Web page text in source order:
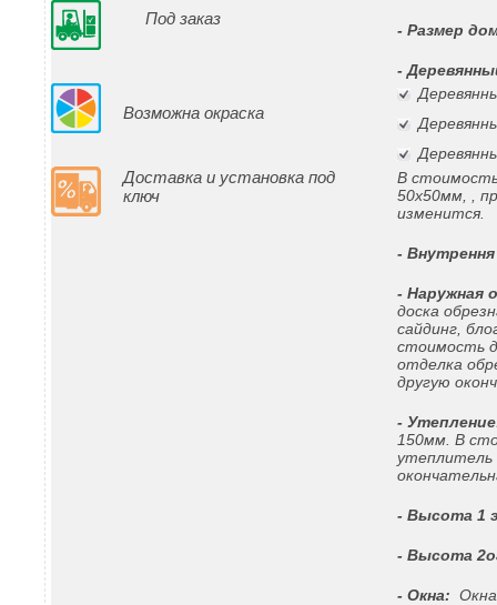
Под заказ
Возможна окраска
Доставка и установка под
ключ
- Размер
-
В стоимость
50х50мм, ,
изменится.
-
- Наружная
доска
сайдинг,
стоимость
отделка
другую
-
150мм. В
- Высота 1
- Высота
- Окна: